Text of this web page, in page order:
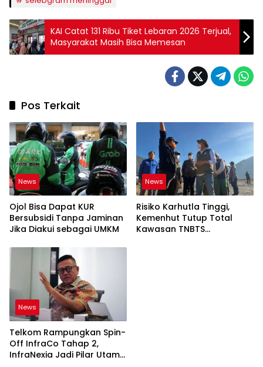
KAI Catat 131 Ribu Tiket Lebaran 2026 Terjual,
Masyarakat Masih Bisa Memesan
Pos Terkait
News
Ojol Bisa Dapat KUR
Bersubsidi Tanpa Jaminan
Jika Diakui sebagai UMKM
News
Risiko Karhutla Tinggi,
Kemenhut Tutup Total
Kawasan TNBTS
News
Telkom Rampungkan Spin-
Off InfraCo Tahap 2,
InfraNexia Jadi Pilar Utama